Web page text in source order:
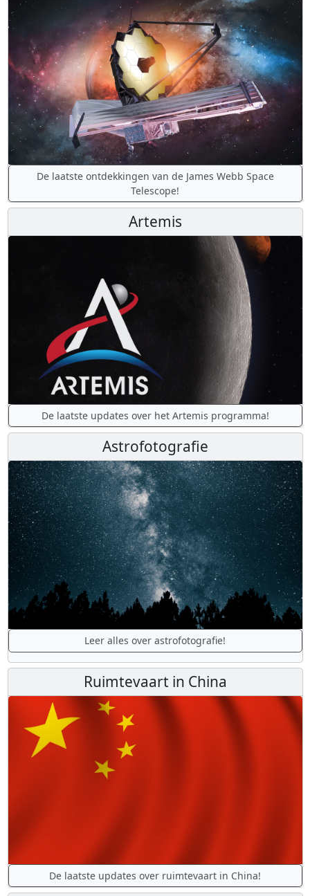
De laatste ontdekkingen van de James Webb Space
Telescope!
Artemis
De laatste updates over het Artemis programma!
Astrofotografie
Leer alles over astrofotografie!
Ruimtevaart in China
De laatste updates over ruimtevaart in China!